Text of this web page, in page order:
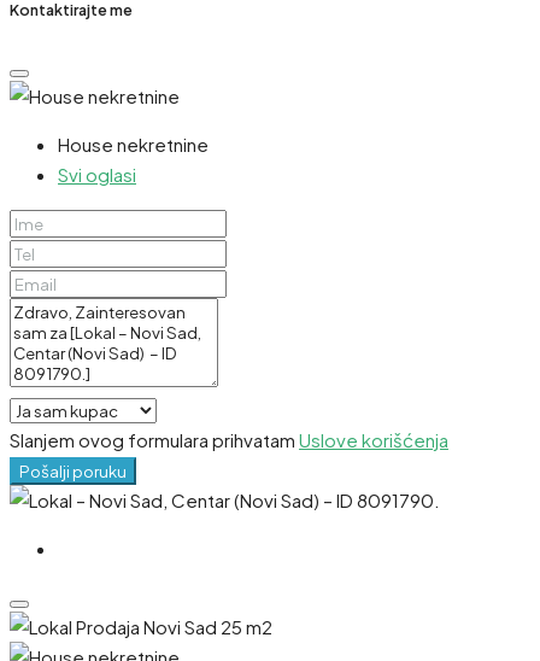
Kontaktirajte me
House nekretnine
Svi oglasi
Slanjem ovog formulara prihvatam Uslove korišćenja
Pošalji poruku